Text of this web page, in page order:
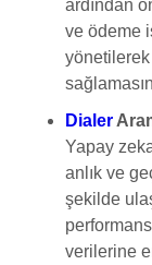
ardından
ve ödeme
yönetilerek
Dialer
Yapay
anlık ve
şekilde
verilerine